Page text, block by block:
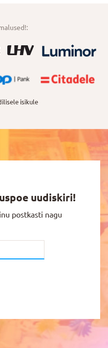
isikule
uudiskiri!
postkasti nagu